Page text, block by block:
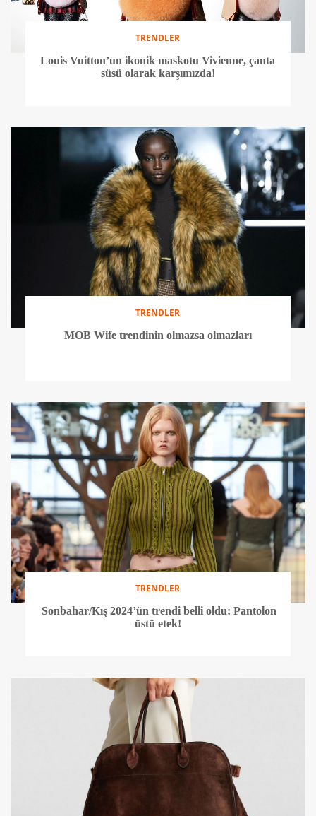
TRENDLER
Louis Vuitton’un ikonik maskotu Vivienne, çanta
süsü olarak karşımızda!
TRENDLER
MOB Wife trendinin olmazsa olmazları
TRENDLER
Sonbahar/Kış 2024’ün trendi belli oldu: Pantolon
üstü etek!